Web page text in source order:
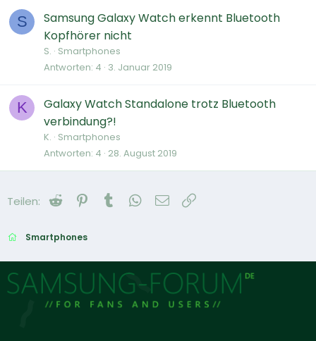
S
Samsung Galaxy Watch erkennt Bluetooth
Kopfhörer nicht
S. Smartphones
Antworten 4 3. Januar 2019
K
Galaxy Watch Standalone trotz Bluetooth
verbindung?!
K. Smartphones
Antworten 4 28. August 2019
Teilen: Reddit Pinterest
Tumblr WhatsApp
E-Mail
Smartphones